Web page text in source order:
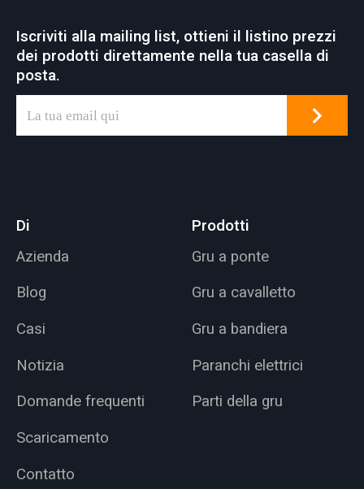
Iscriviti alla mailing list, ottieni il listino prezzi
dei prodotti direttamente nella tua casella di
posta.
Di
Azienda
Blog
Casi
Notizia
Domande frequenti
Scaricamento
Contatto
Prodotti
Gru a ponte
Gru a cavalletto
Gru a bandiera
Paranchi elettrici
Parti della gru